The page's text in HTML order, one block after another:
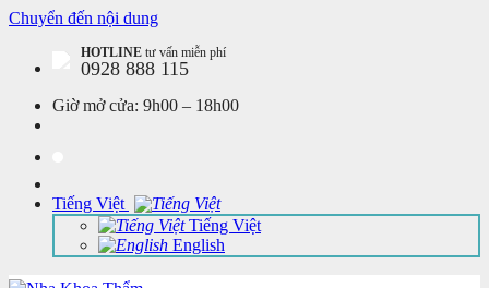
Chuyển đến nội dung
HOTLINE tư vấn miễn phí
0928 888 115
Giờ mở cửa: 9h00 – 18h00
Tiếng Việt
Tiếng Việt
English